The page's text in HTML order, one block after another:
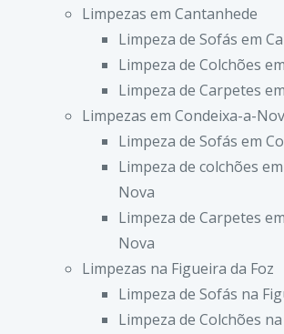
Limpezas em Cantanhede
Limpeza de Sofás em
Limpeza de Colchões
Limpeza de Carpetes
Limpezas em Condeixa-a-
Limpeza de Sofás em
Limpeza de colchões
Nova
Limpeza de Carpetes
Nova
Limpezas na Figueira da Foz
Limpeza de Sofás na
Limpeza de Colchões